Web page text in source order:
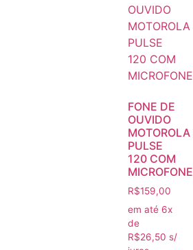
FONE DE
OUVIDO
MOTOROLA
PULSE
120 COM
MICROFONE
R$159,00
em até 6x
de
R$26,50 s/